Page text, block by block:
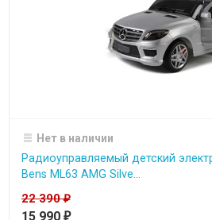
Нет в наличии
Радиоуправляемый детский
Bens ML63 AMG Silve...
22 390₽
15 990 ₽